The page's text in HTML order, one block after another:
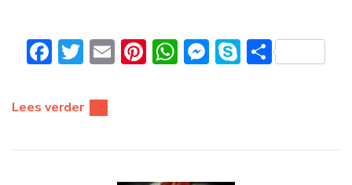
Facebook
Twitter
EmailPinterest
WhatsApp
Messenger
Skype
Delen
Lees verder